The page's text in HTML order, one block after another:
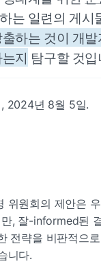
는 일련의 게시
하는 것이 개
지 탐구할 것
2024년 8월 5일.
위원회의 제안은
, 잘-informed된
전략을 비판적으
니다.